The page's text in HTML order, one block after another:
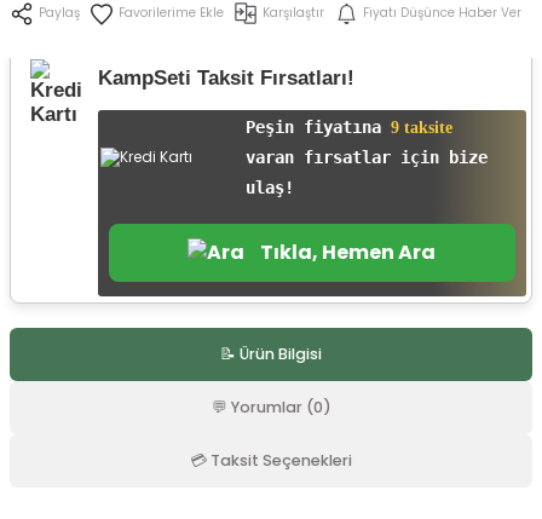
Paylaş Karşılaştır Fiyatı Düşünce Haber Ver
KampSeti Taksit Fırsatları!
Peşin fiyatına 9 taksite
varan fırsatlar için bize
ulaş!
Tıkla, Hemen Ara
📝 Ürün Bilgisi
💬 Yorumlar (0)
💳 Taksit Seçenekleri